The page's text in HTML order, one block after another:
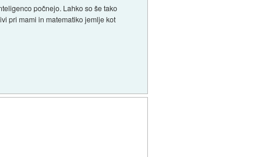
počnejo. Lahko so še tako
pri mami in matematiko jemlje kot